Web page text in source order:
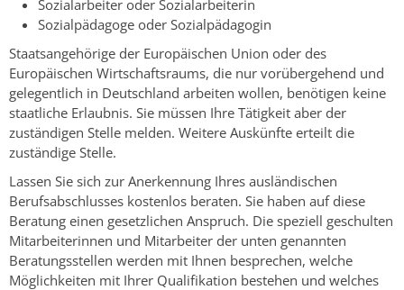
Sozialarbeiter oder Sozialarbeiterin
Sozialpädagoge oder Sozialpädagogin
Staatsangehörige der Europäischen Union oder des
Europäischen Wirtschaftsraums, die nur vorübergehend und
gelegentlich in Deutschland arbeiten wollen, benötigen keine
staatliche Erlaubnis. Sie müssen Ihre Tätigkeit aber der
zuständigen Stelle melden. Weitere Auskünfte erteilt die
zuständige Stelle.
Lassen Sie sich zur Anerkennung Ihres ausländischen
Berufsabschlusses kostenlos beraten. Sie haben auf diese
Beratung einen gesetzlichen Anspruch. Die speziell geschulten
Mitarbeiterinnen und Mitarbeiter der unten genannten
Beratungsstellen werden mit Ihnen besprechen, welche
Möglichkeiten mit Ihrer Qualifikation bestehen und welches